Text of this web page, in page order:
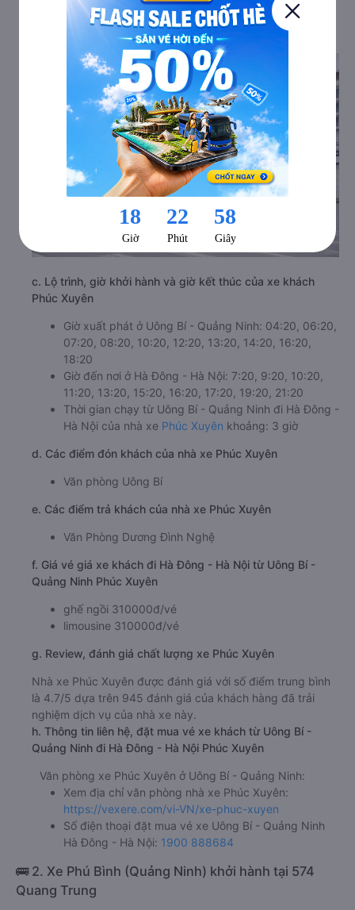
b. Hình ảnh xe Phúc Xuyên
c. Lộ trình, giờ khởi hành và giờ kết thúc của xe khách
Phúc Xuyên
Giờ xuất phát ở Uông Bí - Quảng Ninh: 04:20, 06:20,
07:20, 08:20, 10:20, 12:20, 13:20, 14:20, 16:20,
18:20
Giờ đến nơi ở Hà Đông - Hà Nội: 7:20, 9:20, 10:20,
11:20, 13:20, 15:20, 16:20, 17:20, 19:20, 21:20
Thời gian chạy từ Uông Bí - Quảng Ninh đi Hà Đông -
Hà Nội của nhà xe Phúc Xuyên khoảng: 3 giờ
d. Các điểm đón khách của nhà xe Phúc Xuyên
Văn phòng Uông Bí
e. Các điểm trả khách của nhà xe Phúc Xuyên
Văn Phòng Dương Đình Nghệ
f. Giá vé giá xe khách đi Hà Đông - Hà Nội từ Uông Bí -
Quảng Ninh Phúc Xuyên
ghế ngồi 310000đ/vé
limousine 310000đ/vé
g. Review, đánh giá chất lượng xe Phúc Xuyên
Nhà xe Phúc Xuyên được đánh giá với số điểm trung bình
là 4.7/5 dựa trên 945 đánh giá của khách hàng đã trải
nghiệm dịch vụ của nhà xe này.
h. Thông tin liên hệ, đặt mua vé xe khách từ Uông Bí -
Quảng Ninh đi Hà Đông - Hà Nội Phúc Xuyên
Văn phòng xe Phúc Xuyên ở Uông Bí - Quảng Ninh:
Xem địa chỉ văn phòng nhà xe Phúc Xuyên:
https://vexere.com/vi-VN/xe-phuc-xuyen
Số điện thoại đặt mua vé xe Uông Bí - Quảng Ninh
Hà Đông - Hà Nội: 1900 888684
🚌 2. Xe Phú Bình (Quảng Ninh) khởi hành tại 574
Quang Trung